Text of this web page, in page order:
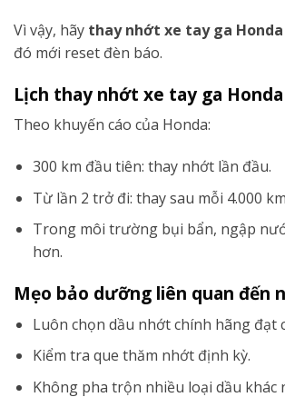
Vì vậy, hãy thay nhớt xe tay ga Honda
đó mới reset đèn báo.
Lịch thay nhớt xe tay ga
Theo khuyến cáo của Honda:
300 km đầu tiên: thay nhớt lần đầu.
Từ lần 2 trở đi: thay sau mỗi 4.000
Trong môi trường bụi bẩn, ngập
hơn.
Mẹo bảo dưỡng liên quan đến
Luôn chọn dầu nhớt chính hãng đạt
Kiểm tra que thăm nhớt định kỳ.
Không pha trộn nhiều loại dầu khác